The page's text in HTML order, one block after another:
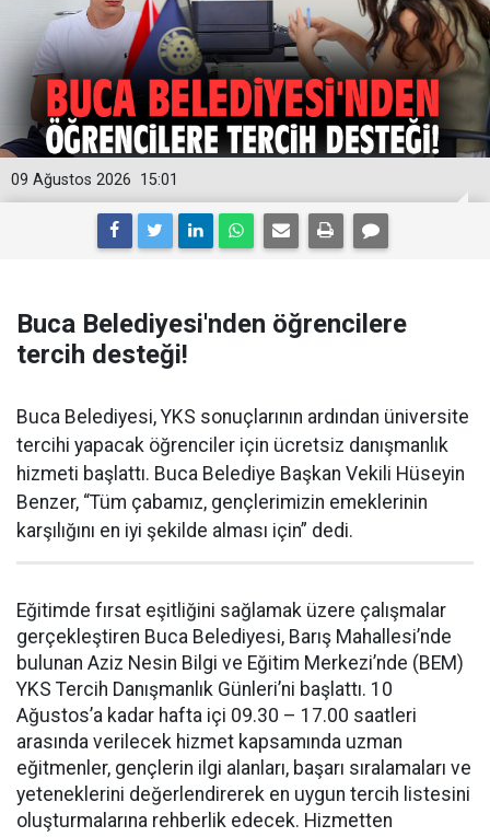
15:01
09 Ağustos 2026
Buca Belediyesi'nden öğrencilere
tercih desteği!
Buca Belediyesi, YKS sonuçlarının ardından üniversite
tercihi yapacak öğrenciler için ücretsiz danışmanlık
hizmeti başlattı. Buca Belediye Başkan Vekili Hüseyin
Benzer, “Tüm çabamız, gençlerimizin emeklerinin
karşılığını en iyi şekilde alması için” dedi.
Eğitimde fırsat eşitliğini sağlamak üzere çalışmalar
gerçekleştiren Buca Belediyesi, Barış Mahallesi’nde
bulunan Aziz Nesin Bilgi ve Eğitim Merkezi’nde (BEM)
YKS Tercih Danışmanlık Günleri’ni başlattı. 10
Ağustos’a kadar hafta içi 09.30 – 17.00 saatleri
arasında verilecek hizmet kapsamında uzman
eğitmenler, gençlerin ilgi alanları, başarı sıralamaları ve
yeteneklerini değerlendirerek en uygun tercih listesini
oluşturmalarına rehberlik edecek. Hizmetten